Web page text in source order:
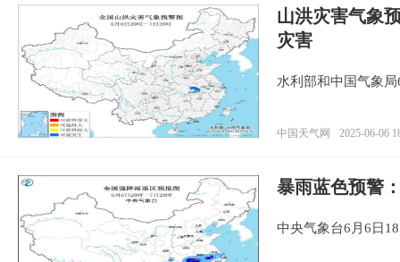
山洪灾害气象
灾害
水利部和中国气象
中国天气网 2025-06-06
暴雨蓝色预警
中央气象台6月6日